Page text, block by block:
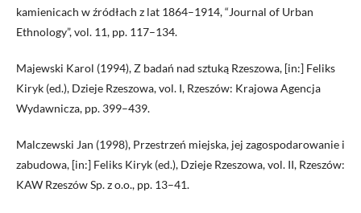
kamienicach w źródłach z lat 1864–1914, “Journal of Urban
Ethnology”, vol. 11, pp. 117–134.
Majewski Karol (1994), Z badań nad sztuką Rzeszowa, [in:] Feliks
Kiryk (ed.), Dzieje Rzeszowa, vol. I, Rzeszów: Krajowa Agencja
Wydawnicza, pp. 399–439.
Malczewski Jan (1998), Przestrzeń miejska, jej zagospodarowanie i
zabudowa, [in:] Feliks Kiryk (ed.), Dzieje Rzeszowa, vol. II, Rzeszów:
KAW Rzeszów Sp. z o.o., pp. 13–41.